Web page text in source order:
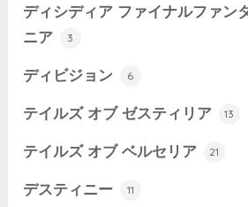
ディシディア ファイナルファン
ニア
3
ディビジョン 6
テイルズ オブ ゼスティリア 13
テイルズ オブ ベルセリア 21
デスティニー 11